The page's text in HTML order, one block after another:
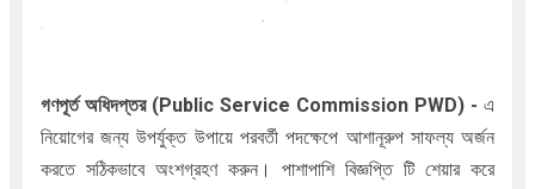
গণপূর্ত অধিদপ্তর (Public Service Commission PWD) - এ
নিয়োগের জন্য উপর্যুক্ত উপায়ে পরবর্তী পদক্ষেপে আশানূরুপ সাফল্য অর্জন
করতে সঠিকভাবে অংশগ্রহণ করুন। পাশাপাশি বিজ্ঞপ্তি টি শেয়ার করে